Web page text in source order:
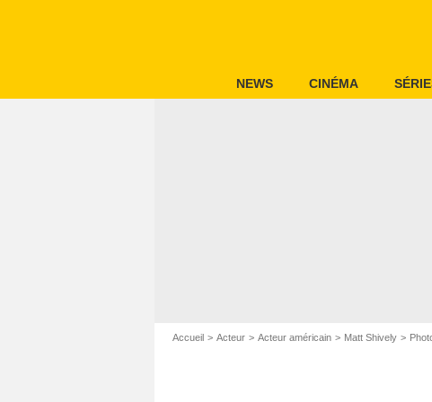
NEWS CINÉMA
Accueil Acteur Acteur américain Matt Shively